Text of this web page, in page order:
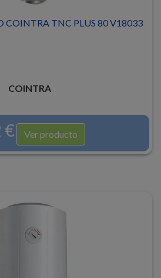
COINTRA TNC PLUS 80 V18033
COINTRA
€ Ver producto